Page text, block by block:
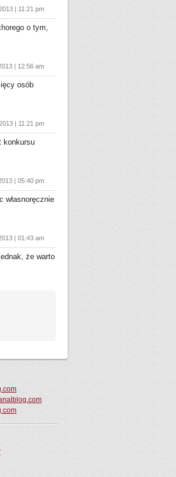
| 11:21 pm
o tym,
| 12:56 am
osób
| 11:21 pm
konkursu
| 05:40 pm
własnoręcznie
| 01:43 am
że warto